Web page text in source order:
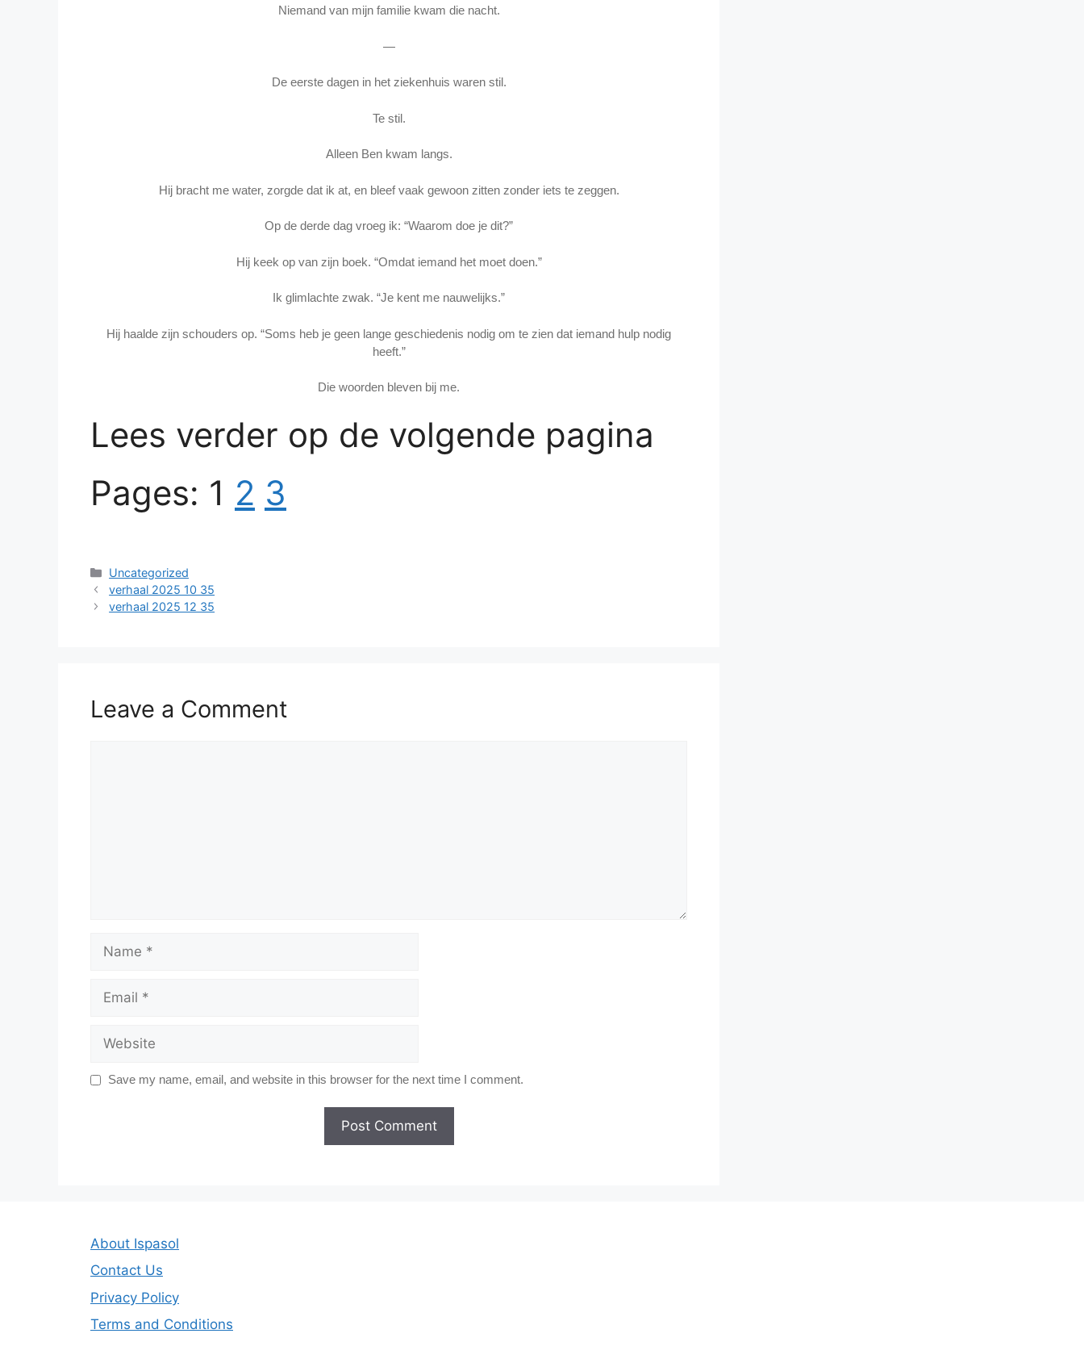
Niemand van mijn familie kwam die nacht.
—
De eerste dagen in het ziekenhuis waren stil.
Te stil.
Alleen Ben kwam langs.
Hij bracht me water, zorgde dat ik at, en bleef vaak gewoon zitten zonder iets te zeggen.
Op de derde dag vroeg ik: “Waarom doe je dit?”
Hij keek op van zijn boek. “Omdat iemand het moet doen.”
Ik glimlachte zwak. “Je kent me nauwelijks.”
Hij haalde zijn schouders op. “Soms heb je geen lange geschiedenis nodig om te zien dat iemand hulp nodig
heeft.”
Die woorden bleven bij me.
Lees verder op de volgende pagina
Pages: 1 2 3
Categories
Uncategorized
verhaal 2025 10 35
verhaal 2025 12 35
Leave a Comment
Name
Email
Website
Save my name, email, and website in this browser for the next time I comment.
About Ispasol
Contact Us
Privacy Policy
Terms and Conditions